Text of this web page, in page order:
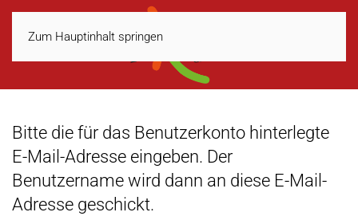
Zum Hauptinhalt springen
Bitte die für das Benutzerkonto hinterlegte
E-Mail-Adresse eingeben. Der
Benutzername wird dann an diese E-Mail-
Adresse geschickt.